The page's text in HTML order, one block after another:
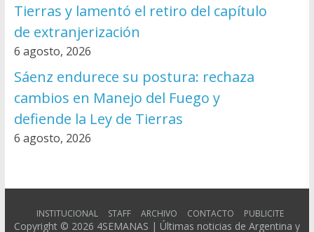
Tierras y lamentó el retiro del capítulo
de extranjerización
6 agosto, 2026
Sáenz endurece su postura: rechaza
cambios en Manejo del Fuego y
defiende la Ley de Tierras
6 agosto, 2026
INSTITUCIONAL STAFF ARCHIVO CONTACTO PUBLICITE
Copyright © 2026 4SEMANAS | Últimas noticias de Argentina y